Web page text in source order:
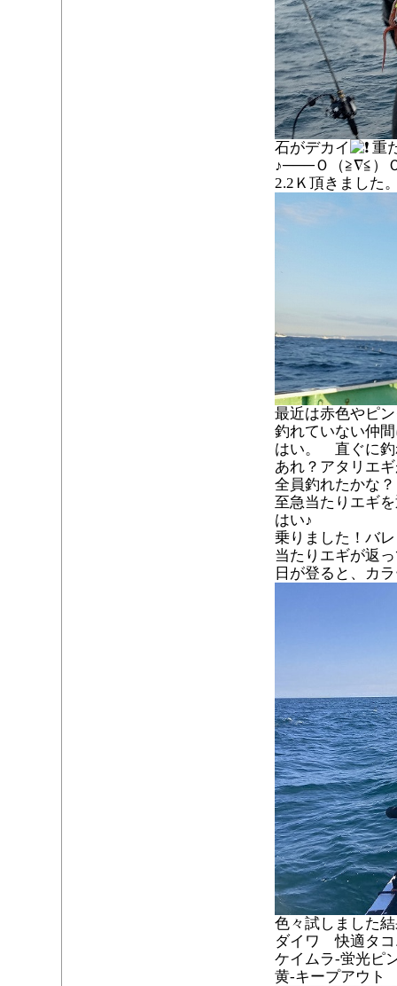
石がデカイ
重
♪───Ｏ（≧∇≦）
2.2Ｋ頂きました
最近は赤色やピ
釣れていない仲
はい。 直ぐに釣
あれ？アタリエ
全員釣れたかな
至急当たりエギ
はい♪
乗りました！バ
当たりエギが返
日が登ると、カ
色々試しました
ダイワ 快適タコ
ケイムラ-蛍光ピ
黄-キープアウト